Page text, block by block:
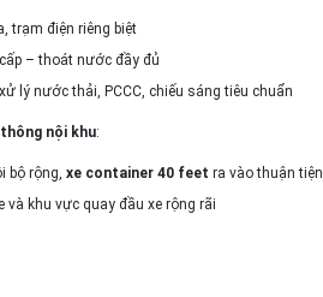
trạm điện riêng biệt
– thoát nước đầy đủ
lý nước thải, PCCC, chiếu sáng tiêu chuẩn
nội khu:
bộ rộng, xe container 40 feet ra vào thuận tiện
và khu vực quay đầu xe rộng rãi